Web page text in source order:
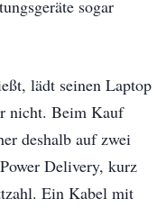
sogar
lädt seinen Laptop
nicht. Beim Kauf
deshalb auf zwei
Delivery, kurz
Ein Kabel mit